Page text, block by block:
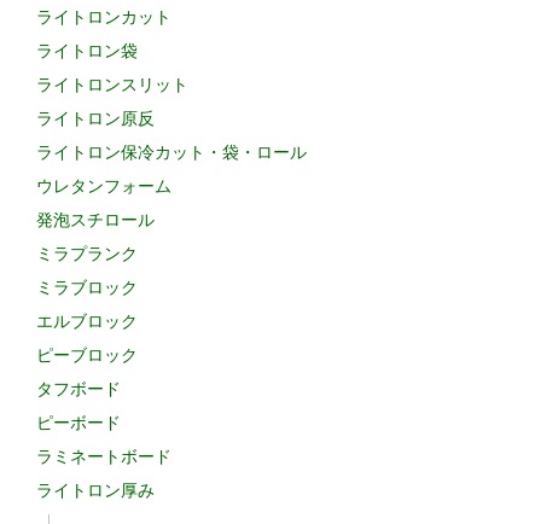
ライトロンカット
ライトロン袋
ライトロンスリット
ライトロン原反
ライトロン保冷カット・袋・ロール
ウレタンフォーム
発泡スチロール
ミラプランク
ミラブロック
エルブロック
ピーブロック
タフボード
ピーボード
ラミネートボード
ライトロン厚み